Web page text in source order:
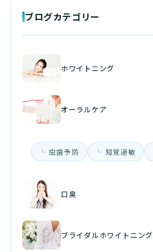
ブログカテゴリー
ホワイトニング
オーラルケア
虫歯予防 知覚過敏
口臭
ブライダルホワイトニング